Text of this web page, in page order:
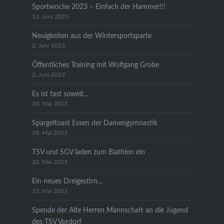
Sportwoche 2023 – Einfach der Hammer!!!
12. Juni 2023
Neuigkeiten aus der Wintersportsparte
2. Juni 2023
Öffentliches Training mit Wolfgang Grobe
2. Juni 2023
Es ist fast soweit…
30. Mai 2023
Spargeltoast Essen der Damengymnastik
28. Mai 2023
TSV und SGV laden zum Biathlon ein
22. Mai 2023
Ein neues Dreigestirn…
12. Mai 2023
Spende der Alte Herren Mannschaft an die Jugend
des TSV Vordorf